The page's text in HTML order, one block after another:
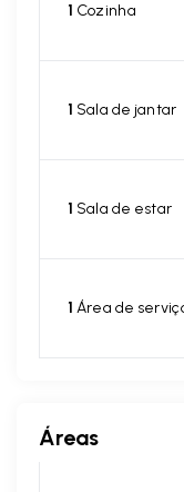
1 Cozinha
1 Sala de jantar
1 Sala de estar
1 Área de
Áreas